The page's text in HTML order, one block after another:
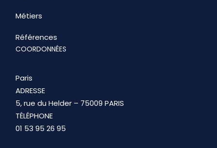
Métiers
Références
COORDONNÉES
Paris
ADRESSE
5, rue du Helder – 75009 PARIS
TÉLÉPHONE
01 53 95 26 95